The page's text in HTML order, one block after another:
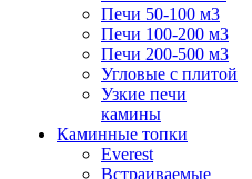
Печи 50-100 м3
Печи 100-200 м3
Печи 200-500 м3
Угловые с плитой
Узкие печи
камины
Каминные топки
Everest
Встраиваемые